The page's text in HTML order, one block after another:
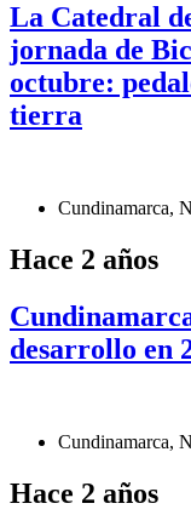
La Catedral
jornada de
octubre:
tierra
Cundinamarca,
Hace 2 años
desarrollo en
Cundinamarca,
Hace 2 años